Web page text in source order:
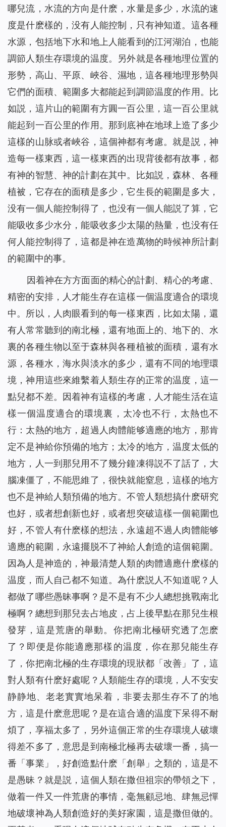
哪兒流，水流的方向是什麽，水量是多少，水流的速
度是什麽樣的，没有人能控制，只有神知道。這各種
水源，包括地下水和地上人能看到的江河湖泊，也能
調節人類生存環境的温度。另外就是各種地理位置的
形勢，高山、平原、峽谷、濕地，這各種地理形勢與
它們的面積、範圍多大都能起到調節温度的作用。比
如説，這片山的範圍有方圓一百公里，這一百公里就
能起到一百公里的作用。那到底神在地球上造了多少
這樣的山脉或者峽谷，這個神都有考慮。就是説，神
造每一樣東西，這一樣東西的出現背後都有故事，都
有神的智慧、神的計劃在其中。比如説，森林、各種
植被，它存在的面積是多少，它生長的範圍是多大，
没有一個人能控制得了，也没有一個人能説了算，它
能吸收多少水分，能吸收多少太陽的熱量，也没有任
何人能控制得了，這都是神在造萬物的時候神所計劃
的範圍中的事。
因着神在方方面面的精心的計劃、精心的考慮、
精密的安排，人才能生存在這樣一個温度適合的環境
中。所以，人肉眼看到的每一樣東西，比如太陽，還
有人常常聽到的南北極，還有地面上的、地下的、水
裏的各種生物以至于森林與各種植被的面積，還有水
源，各種水，海水與淡水的多少，還有不同的地理環
境，神用這些來維繫着人類生存的正常的温度，這一
點兒都不差。因着神有這樣的考慮，人才能生活在這
樣一個温度適合的環境裏，太冷也不行，太熱也不
行：太熱的地方，超過人肉體能够適應的地方，那肯
定不是神給你預備的地方；太冷的地方，温度太低的
地方，人一到那兒用不了幾分鐘凍得説不了話了，大
腦凍僵了，不能思維了，很快就能窒息，這樣的地方
也不是神給人類預備的地方。不管人類想搞什麽研究
也好，或者想創新也好，或者想突破這樣一個範圍也
好，不管人有什麽樣的想法，永遠超不過人肉體能够
適應的範圍，永遠擺脱不了神給人創造的這個範圍。
因為人是神造的，神最清楚人類的肉體適應什麽樣的
温度，而人自己都不知道。為什麽説人不知道呢？人
都做了哪些愚昧事啊？是不是有不少人總想挑戰南北
極啊？總想到那兒去占地皮，占上後早點在那兒生根
發芽，這是荒唐的舉動。你把南北極研究透了怎麽
了？即便是你能適應那樣的温度，你在那兒能生存
了，你把南北極的生存環境的現狀都「改善」了，這
對人類有什麽好處呢？人類能生存的環境，人不安安
静静地、老老實實地呆着，非要去那生存不了的地
方，這是什麽意思呢？是在這合適的温度下呆得不耐
煩了，享福太多了，另外這個正常的生存環境人破壞
得差不多了，意思是到南極北極再去破壞一番，搞一
番「事業」，好創造點什麽「創舉」之類的，這是不
是愚昧？就是説，這個人類在撒但祖宗的帶領之下，
做着一件又一件荒唐的事情，毫無顧忌地、肆無忌憚
地破壞神為人類創造好的美好家園，這是撒但做的。